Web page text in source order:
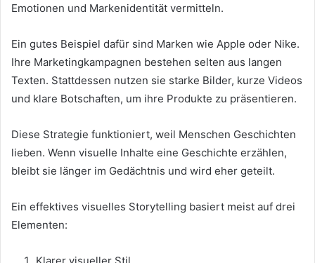
Emotionen und Markenidentität vermitteln.
Ein gutes Beispiel dafür sind Marken wie Apple oder Nike.
Ihre Marketingkampagnen bestehen selten aus langen
Texten. Stattdessen nutzen sie starke Bilder, kurze Videos
und klare Botschaften, um ihre Produkte zu präsentieren.
Diese Strategie funktioniert, weil Menschen Geschichten
lieben. Wenn visuelle Inhalte eine Geschichte erzählen,
bleibt sie länger im Gedächtnis und wird eher geteilt.
Ein effektives visuelles Storytelling basiert meist auf drei
Elementen:
Klarer visueller Stil